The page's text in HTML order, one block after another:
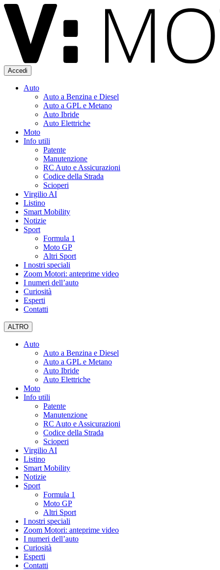
Accedi
Auto
Auto a Benzina e Diesel
Auto a GPL e Metano
Auto Ibride
Auto Elettriche
Moto
Info utili
Patente
Manutenzione
RC Auto e Assicurazioni
Codice della Strada
Scioperi
Virgilio AI
Listino
Smart Mobility
Notizie
Sport
Formula 1
Moto GP
Altri Sport
I nostri speciali
Zoom Motori: anteprime video
I numeri dell’auto
Curiosità
Esperti
Contatti
ALTRO
Auto
Auto a Benzina e Diesel
Auto a GPL e Metano
Auto Ibride
Auto Elettriche
Moto
Info utili
Patente
Manutenzione
RC Auto e Assicurazioni
Codice della Strada
Scioperi
Virgilio AI
Listino
Smart Mobility
Notizie
Sport
Formula 1
Moto GP
Altri Sport
I nostri speciali
Zoom Motori: anteprime video
I numeri dell’auto
Curiosità
Esperti
Contatti